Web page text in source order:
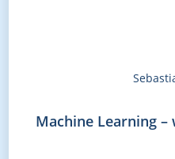
Machine Learning